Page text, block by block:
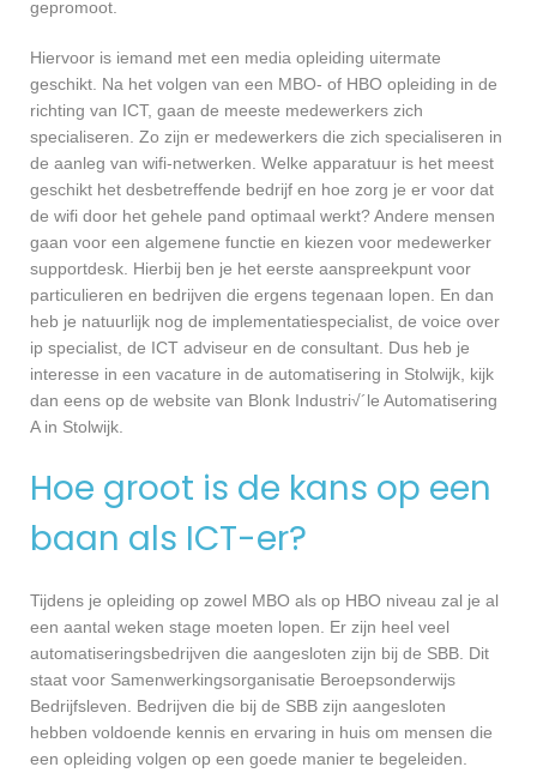
gepromoot.
Hiervoor is iemand met een media opleiding uitermate
geschikt. Na het volgen van een MBO- of HBO opleiding in de
richting van ICT, gaan de meeste medewerkers zich
specialiseren. Zo zijn er medewerkers die zich specialiseren in
de aanleg van wifi-netwerken. Welke apparatuur is het meest
geschikt het desbetreffende bedrijf en hoe zorg je er voor dat
de wifi door het gehele pand optimaal werkt? Andere mensen
gaan voor een algemene functie en kiezen voor medewerker
supportdesk. Hierbij ben je het eerste aanspreekpunt voor
particulieren en bedrijven die ergens tegenaan lopen. En dan
heb je natuurlijk nog de implementatiespecialist, de voice over
ip specialist, de ICT adviseur en de consultant. Dus heb je
interesse in een vacature in de automatisering in Stolwijk, kijk
dan eens op de website van Blonk Industri√´le Automatisering
A in Stolwijk.
Hoe groot is de kans op een
baan als ICT-er?
Tijdens je opleiding op zowel MBO als op HBO niveau zal je al
een aantal weken stage moeten lopen. Er zijn heel veel
automatiseringsbedrijven die aangesloten zijn bij de SBB. Dit
staat voor Samenwerkingsorganisatie Beroepsonderwijs
Bedrijfsleven. Bedrijven die bij de SBB zijn aangesloten
hebben voldoende kennis en ervaring in huis om mensen die
een opleiding volgen op een goede manier te begeleiden.